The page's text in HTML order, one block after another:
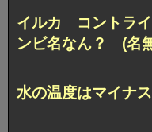
イルカ コントラ
ンビ名なん？ (名
水の温度はマイナ